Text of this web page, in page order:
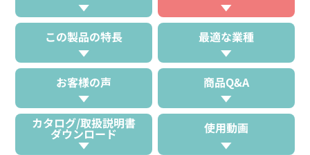
この製品の特長 最適な業種
お客様の声 商品Q&A
カタログ/取扱説明書
ダウンロード 使用動画